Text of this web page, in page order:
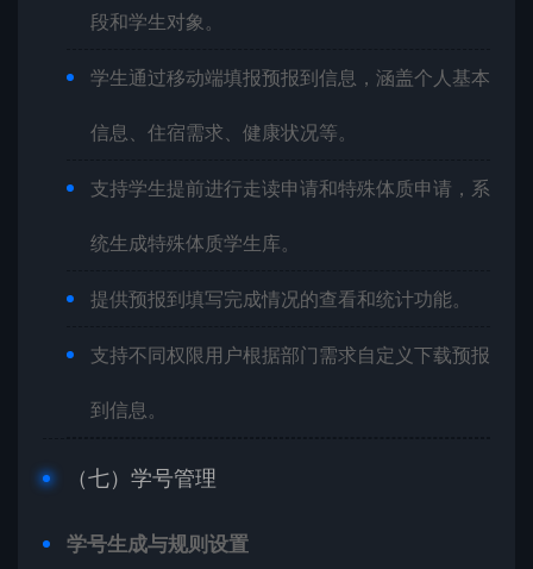
段和学生对象。
学生通过移动端填报预报到信息，涵盖个人基本
信息、住宿需求、健康状况等。
支持学生提前进行走读申请和特殊体质申请，系
统生成特殊体质学生库。
提供预报到填写完成情况的查看和统计功能。
支持不同权限用户根据部门需求自定义下载预报
到信息。
（七）学号管理
学号生成与规则设置